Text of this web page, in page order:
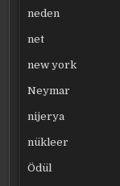
neden
net
new york
Neymar
nijerya
nükleer
Ödül